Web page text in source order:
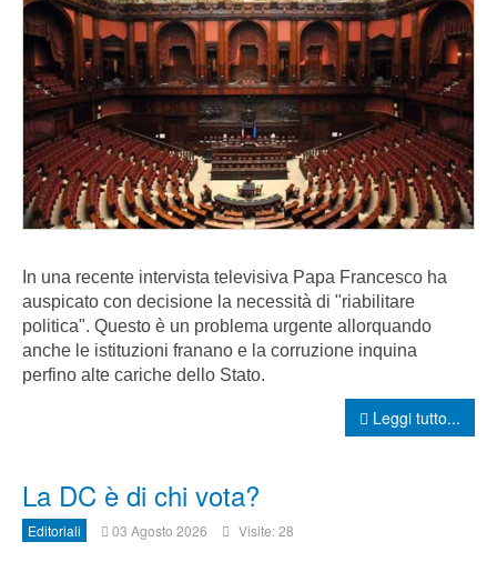
In una recente intervista televisiva Papa Francesco ha
auspicato con decisione la necessità di "riabilitare
politica". Questo è un problema urgente allorquando
anche le istituzioni franano e la corruzione inquina
perfino alte cariche dello Stato.
Leggi tutto...
La DC è di chi vota?
Editoriali 03 Agosto 2026 Visite: 28